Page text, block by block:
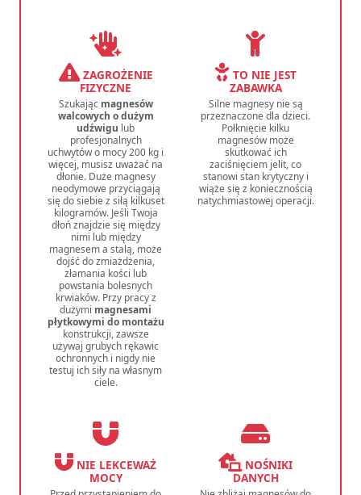
ZAGROŻENIE
FIZYCZNE
Szukając magnesów
walcowych o dużym
udźwigu lub
profesjonalnych
uchwytów o mocy 200 kg i
więcej, musisz uważać na
dłonie. Duże magnesy
neodymowe przyciągają
się do siebie z siłą kilkuset
kilogramów. Jeśli Twoja
dłoń znajdzie się między
nimi lub między
magnesem a stalą, może
dojść do zmiażdżenia,
złamania kości lub
powstania bolesnych
krwiaków. Przy pracy z
dużymi magnesami
płytkowymi do montażu
konstrukcji, zawsze
używaj grubych rękawic
ochronnych i nigdy nie
testuj ich siły na własnym
ciele.
TO NIE JEST
ZABAWKA
Silne magnesy nie są
przeznaczone dla dzieci.
Połknięcie kilku
magnesów może
skutkować ich
zaciśnięciem jelit, co
stanowi stan krytyczny i
wiąże się z koniecznością
natychmiastowej operacji.
NIE LEKCEWAŻ
MOCY
NOŚNIKI
DANYCH